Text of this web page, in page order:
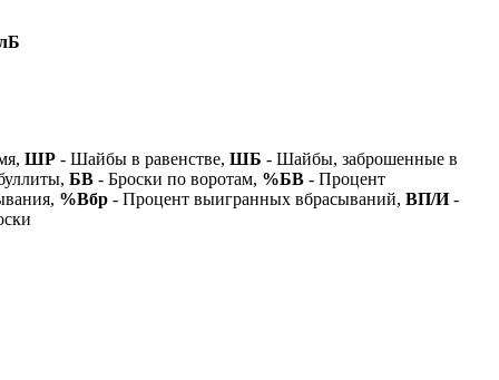
ШР - Шайбы в равенстве, ШБ - Шайбы, заброшенные в
БВ - Броски по воротам, %БВ - Процент
%Вбр - Процент выигранных вбрасываний, ВП/И-